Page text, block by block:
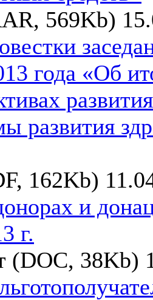
569Kb)
года «Об
развития
162Kb)
и
г.
(DOC, 38Kb)